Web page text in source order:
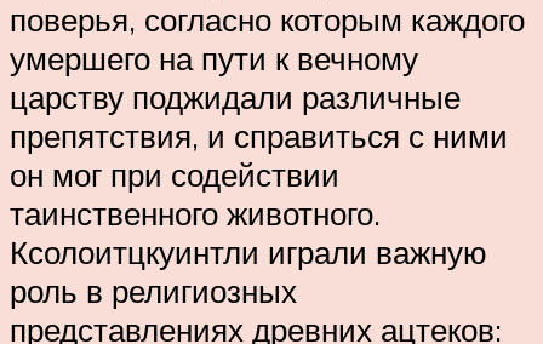
поверья, согласно которым каждого
умершего на пути к вечному
царству поджидали различные
препятствия, и справиться с ними
он мог при содействии
таинственного животного.
Ксолоитцкуинтли играли важную
роль в религиозных
представлениях древних ацтеков: